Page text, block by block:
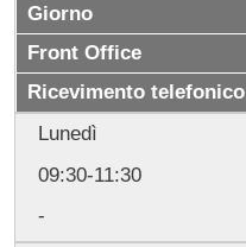
Giorno
Front Office
Ricevimento telefonico
Lunedì
09:30-11:30
-